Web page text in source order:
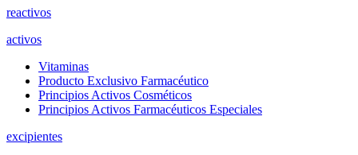
reactivos
activos
Vitaminas
Producto Exclusivo Farmacéutico
Principios Activos Cosméticos
Principios Activos Farmacéuticos Especiales
excipientes